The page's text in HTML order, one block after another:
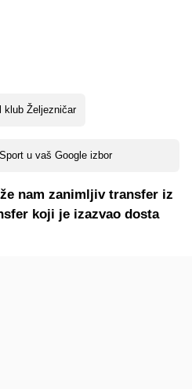
klub Željezničar
u vaš Google izbor
nam zanimljiv transfer iz
koji je izazvao dosta